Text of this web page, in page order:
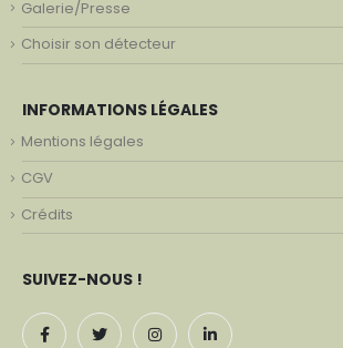
Galerie/Presse
Choisir son détecteur
INFORMATIONS LÉGALES
Mentions légales
CGV
Crédits
SUIVEZ-NOUS !